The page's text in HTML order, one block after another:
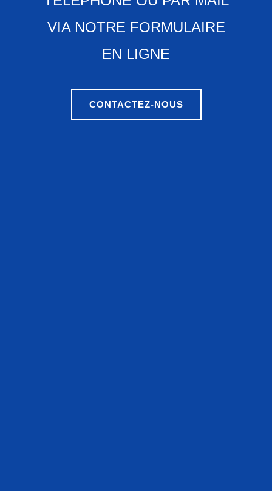
VIA NOTRE FORMULAIRE
EN LIGNE
CONTACTEZ-NOUS